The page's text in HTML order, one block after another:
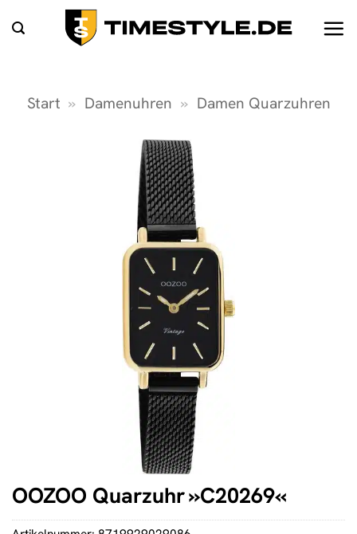
Inhalt
Start » Damenuhren » Damen Quarzuhren
OOZOO Quarzuhr »C20269«